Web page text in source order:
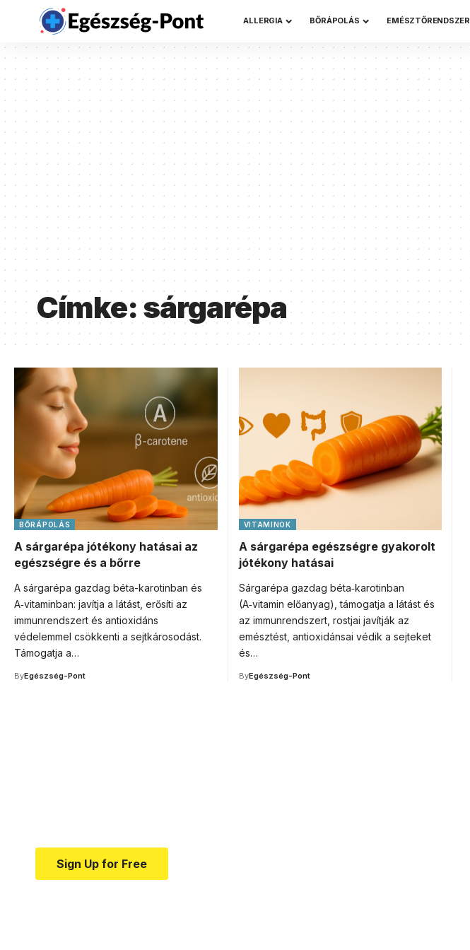
ALLERGIA BŐRÁPOLÁS EMÉSZTŐRENDSZER
Címke:sárgarépa
BŐRÁPOLÁS
A sárgarépa jótékony hatásai az
egészségre és a bőrre
A sárgarépa gazdag béta-karotinban és
A‑vitaminban: javítja a látást, erősíti az
immunrendszert és antioxidáns
védelemmel csökkenti a sejtkárosodást.
Támogatja a…
ByEgészség-Pont
VITAMINOK
A sárgarépa egészségre gyakorolt
jótékony hatásai
Sárgarépa gazdag béta‑karotinban
(A‑vitamin előanyag), támogatja a látást és
az immunrendszert, rostjai javítják az
emésztést, antioxidánsai védik a sejteket
és…
ByEgészség-Pont
Sign Up for Free